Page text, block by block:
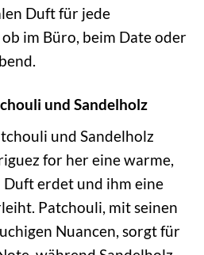
Duft für jede
im Büro, beim Date oder
und Sandelholz
und Sandelholz
for her eine warme,
Duft erdet und ihm eine
Patchouli, mit seinen
Nuancen, sorgt für